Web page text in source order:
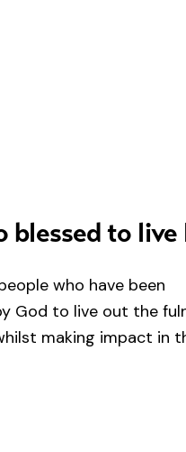
blessed to live
who have been
God to live out the
making impact in